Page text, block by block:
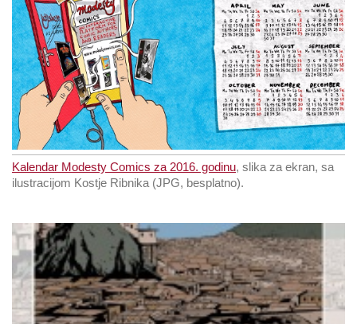
Kalendar Modesty Comics za 2016. godinu, slika za ekran, sa
ilustracijom Kostje Ribnika (JPG, besplatno).